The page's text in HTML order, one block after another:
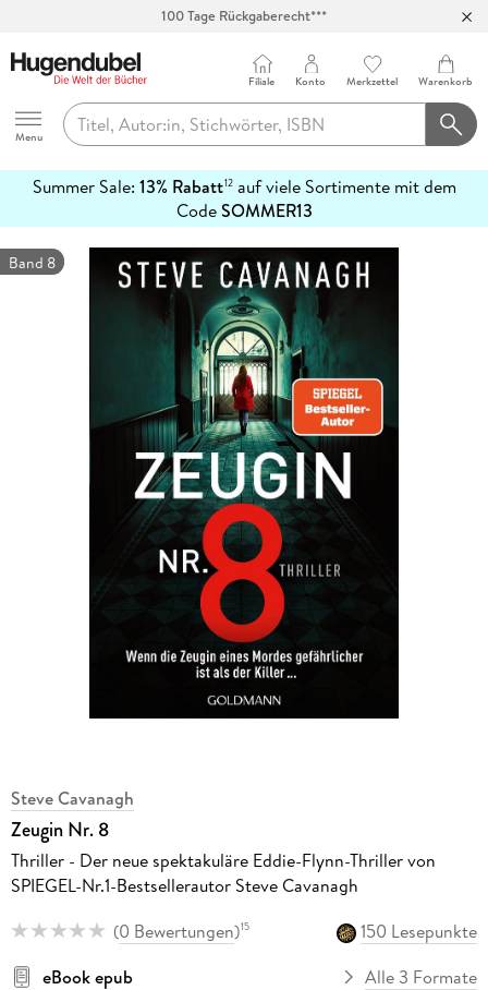
100 Tage Rückgaberecht***
Hugendubel
Menu
Filiale Konto Merkzettel Warenkorb
Summer Sale: 13% Rabatt12auf viele Sortimente mit dem
CodeSOMMER13
erfahren
Band 8
Steve Cavanagh
Zeugin Nr. 8
Thriller - Der neue spektakuläre Eddie-Flynn-Thriller von
SPIEGEL-Nr.1-Bestsellerautor Steve Cavanagh
(0 Bewertungen)15
150 Lesepunkte
eBook epub
Alle 3 Formate